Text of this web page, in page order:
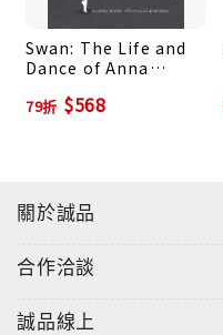
Swan: The Life and
Dance of Anna
79折 $568
關於誠品
合作洽談
誠品線上